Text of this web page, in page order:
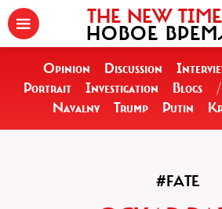
THE NEW
НОВОЕ
Opinion Discussion
Portrait
Investigation Blogs /
Navalny
Trump Putin
#FATE